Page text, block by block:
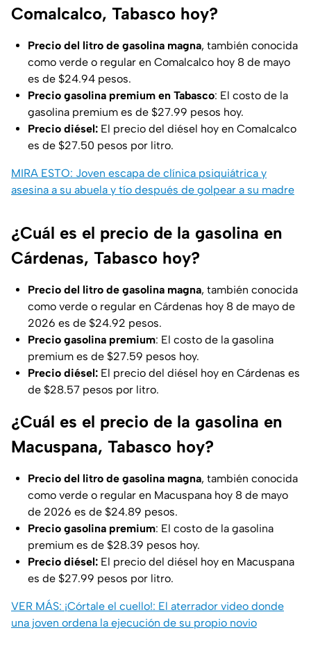
Comalcalco, Tabasco hoy?
Precio del litro de gasolina magna, también conocida
como verde o regular en Comalcalco hoy 8 de mayo
es de $24.94 pesos.
Precio gasolina premium en Tabasco: El costo de la
gasolina premium es de $27.99 pesos hoy.
Precio diésel: El precio del diésel hoy en Comalcalco
es de $27.50 pesos por litro.
MIRA ESTO: Joven escapa de clínica psiquiátrica y
asesina a su abuela y tío después de golpear a su madre
¿Cuál es el precio de la gasolina en
Cárdenas, Tabasco hoy?
Precio del litro de gasolina magna, también conocida
como verde o regular en Cárdenas hoy 8 de mayo de
2026 es de $24.92 pesos.
Precio gasolina premium: El costo de la gasolina
premium es de $27.59 pesos hoy.
Precio diésel: El precio del diésel hoy en Cárdenas es
de $28.57 pesos por litro.
¿Cuál es el precio de la gasolina en
Macuspana, Tabasco hoy?
Precio del litro de gasolina magna, también conocida
como verde o regular en Macuspana hoy 8 de mayo
de 2026 es de $24.89 pesos.
Precio gasolina premium: El costo de la gasolina
premium es de $28.39 pesos hoy.
Precio diésel: El precio del diésel hoy en Macuspana
es de $27.99 pesos por litro.
VER MÁS: ¡Córtale el cuello!: El aterrador video donde
una joven ordena la ejecución de su propio novio